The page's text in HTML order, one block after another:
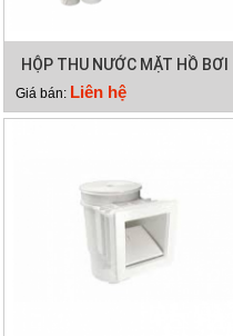
HỘP THU NƯỚC MẶT HỒ BƠI
EMAUX EM0130
Giá bán: Liên hệ